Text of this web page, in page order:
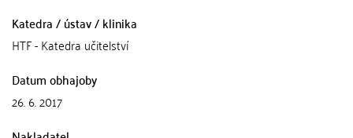
Katedra / ústav / klinika
HTF - Katedra učitelství
Datum obhajoby
26. 6. 2017